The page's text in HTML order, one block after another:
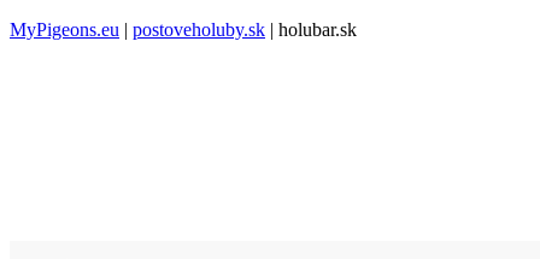
MyPigeons.eu | postoveholuby.sk | holubar.sk